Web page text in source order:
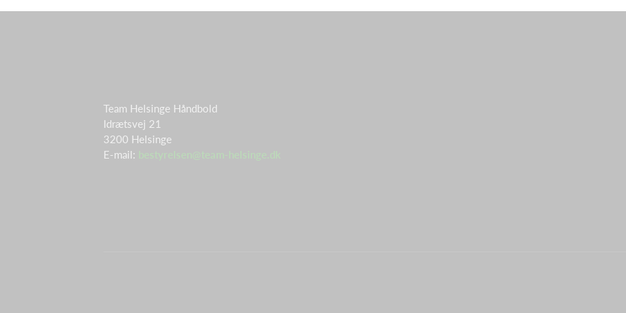
Team Helsinge Håndbold
Idrætsvej 21
3200 Helsinge
E-mail: bestyrelsen@team-helsinge.dk